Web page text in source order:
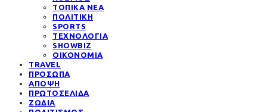
ΤΟΠΙΚΑ ΝΕΑ
ΠΟΛΙΤΙΚΗ
SPORTS
ΤΕΧΝΟΛΟΓΙΑ
SHOWBIZ
ΟΙΚΟΝΟΜΙΑ
TRAVEL
ΠΡΟΣΩΠΑ
ΑΠΟΨΗ
ΠΡΩΤΟΣΕΛΙΔΑ
ΖΩΔΙΑ